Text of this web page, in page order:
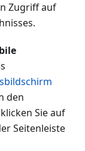
Zugriff auf
den
Sie auf
Seitenleiste